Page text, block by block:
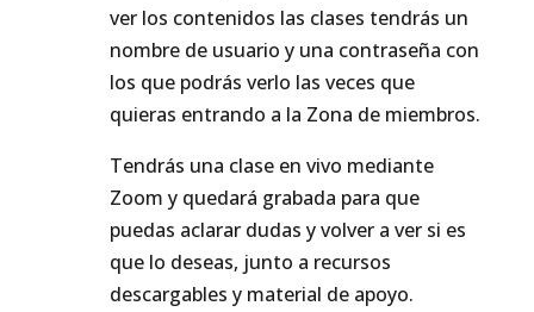
ver los contenidos las clases tendrás un
nombre de usuario y una contraseña con
los que podrás verlo las veces que
quieras entrando a la Zona de miembros.
Tendrás una clase en vivo mediante
Zoom y quedará grabada para que
puedas aclarar dudas y volver a ver si es
que lo deseas, junto a recursos
descargables y material de apoyo.